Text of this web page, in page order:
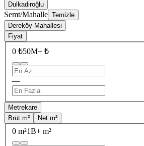
Dulkadiroğlu
Semt/Mahalle Temizle
Dereköy Mahallesi
Fiyat
0 ₺50M+ ₺
—
Metrekare
Brüt m²
Net m²
0 m²1B+ m²